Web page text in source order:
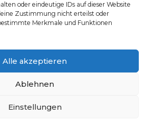
oder eindeutige IDs auf dieser Website
Zustimmung nicht erteilst oder
Merkmale und Funktionen
Alle akzeptieren
Ablehnen
Einstellungen
65 X 110 X 6